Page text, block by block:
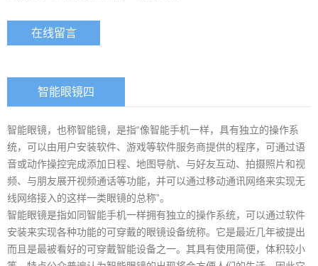
在线留言
智能眼镜四
智能眼镜，也称智能镜，是指“像智能手机一样，具有独立的操作系
统，可以由用户安装软件、游戏等软件服务商提供的程序，可通过语
音或动作操控完成添加日程、地图导航、与好友互动、拍摄照片和视
频、与朋友展开视频通话等功能，并可以通过移动通讯网络来实现无
线网络接入的这样一类眼镜的总称”。
智能眼镜是指如同智能手机一样拥有独立的操作系统，可以通过软件
安装来实现各种功能的可穿戴的眼镜设备统称。它是最近几年被提出
而且是最被看好的可穿戴智能设备之一。其具有使用简便，体积较小